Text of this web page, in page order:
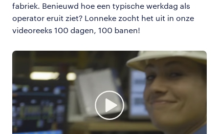
fabriek. Benieuwd hoe een typische werkdag als
operator eruit ziet? Lonneke zocht het uit in onze
videoreeks 100 dagen, 100 banen!